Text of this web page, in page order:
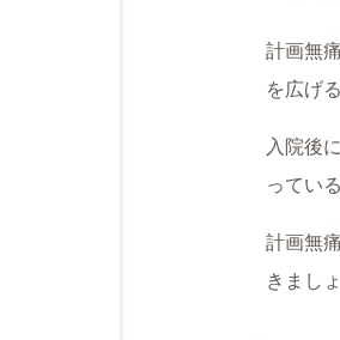
計画無
を広げ
入院後
ってい
計画無
きまし